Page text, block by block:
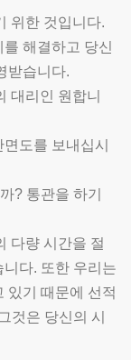
위한 것입니다.
해결하고 당신
받습니다.
대리인 원합니
도를 보내십시
? 통관을 하기
다량 시간을 절
다. 또한 우리는
있기 때문에 선적
것은 당신의 시